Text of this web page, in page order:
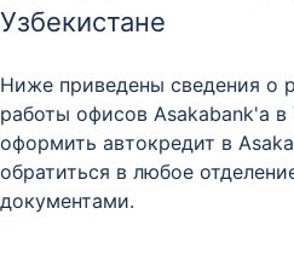
Узбекистане
Ниже приведены сведения о
работы офисов Asakabank'а в
оформить автокредит в
обратиться в любое
документами.